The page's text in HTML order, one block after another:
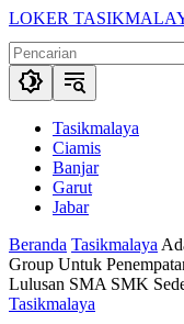
Langsung
konten
LOKER
Lowongan
Kerja
Tasikmalaya
SekitarnaTasikmalaya
Ciamis
Banjar
Garut
Jabar
Beranda Tasikmalaya
Group Untuk
Lulusan SMA SMK
Tasikmalaya